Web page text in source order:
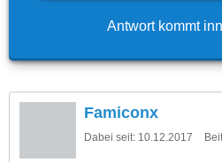
Antwort kommt
Famiconx
Dabei seit: 10.12.2017